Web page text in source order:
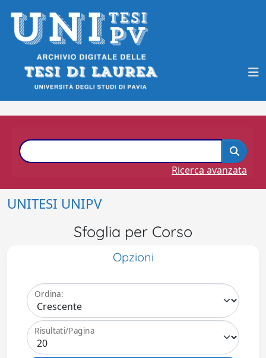
Ricerca avanzata
UNITESI UNIPV
Sfoglia per Corso
Opzioni
Ordina:
Risultati/Pagina